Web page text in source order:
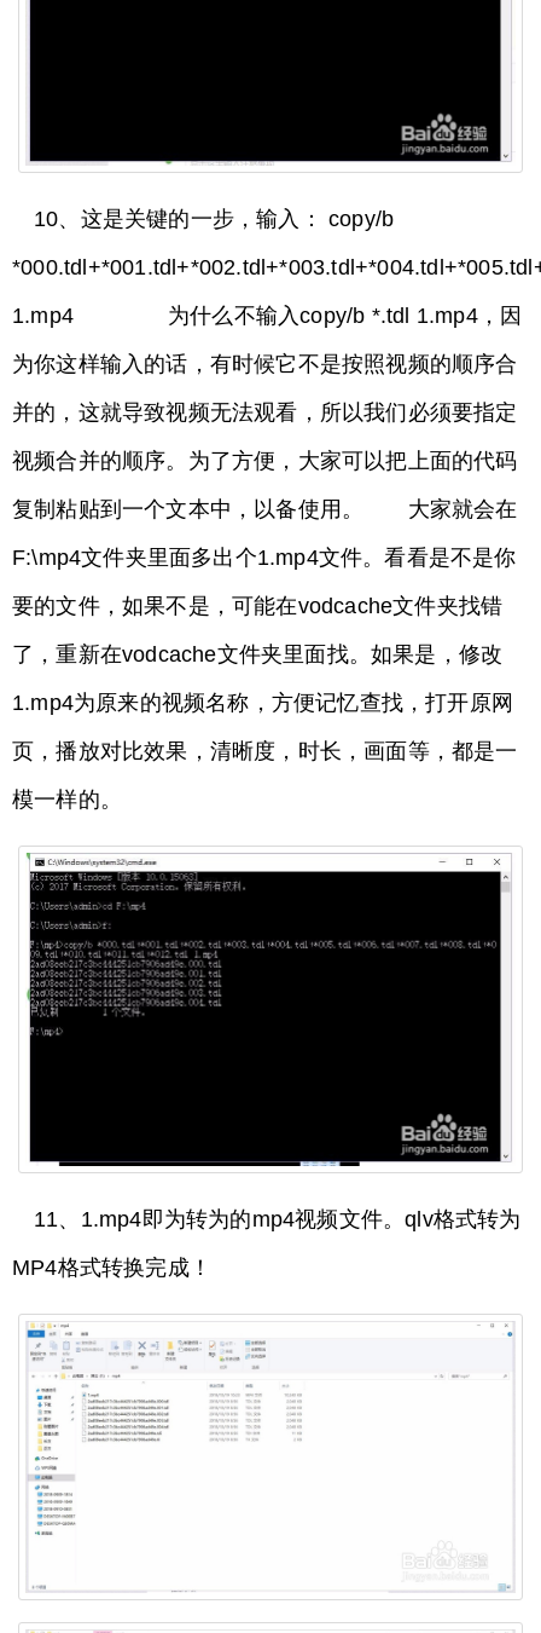
10、这是关键的一步，输入： copy/b
1.mp4 为什么不输入copy/b *.tdl 1.mp4，因
为你这样输入的话，有时候它不是按照视频的顺序合
并的，这就导致视频无法观看，所以我们必须要指定
视频合并的顺序。为了方便，大家可以把上面的代码
复制粘贴到一个文本中，以备使用。 大家就会在
F:\mp4文件夹里面多出个1.mp4文件。看看是不是你
要的文件，如果不是，可能在vodcache文件夹找错
了，重新在vodcache文件夹里面找。如果是，修改
1.mp4为原来的视频名称，方便记忆查找，打开原网
页，播放对比效果，清晰度，时长，画面等，都是一
模一样的。
11、1.mp4即为转为的mp4视频文件。qlv格式转为
MP4格式转换完成！